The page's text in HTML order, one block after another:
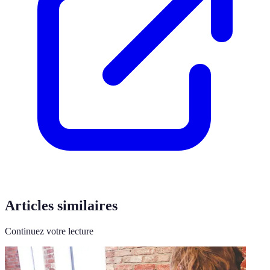
Articles similaires
Continuez votre lecture